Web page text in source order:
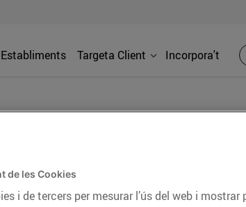
Establiments Targeta Client Incorpora't
Bonpreu i Esclat a través de la
de les Cookies
i de tercers per mesurar l’ús del web i